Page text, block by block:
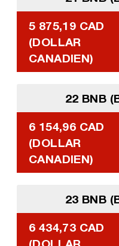
5 875,19 CAD
(DOLLAR
CANADIEN)
22 BNB
6 154,96 CAD
(DOLLAR
CANADIEN)
23 BNB
6 434,73 CAD
(DOLLAR